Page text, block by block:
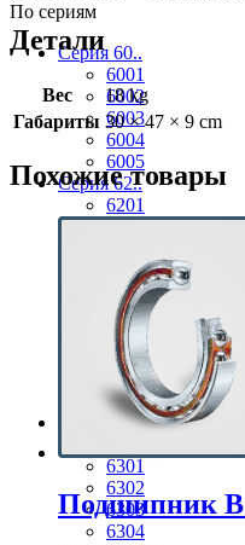
По сериям
Серия 60..
6001
6002
6003
6004
6005
Серия 62..
6201
6202
6204
6205
6206
6207
6208
6209
6210
Серия 63..
6301
6302
6303
6304
Детали
Вес
18 kg
Габариты 30 × 47 × 9 cm
Похожие товары
Подшипник B